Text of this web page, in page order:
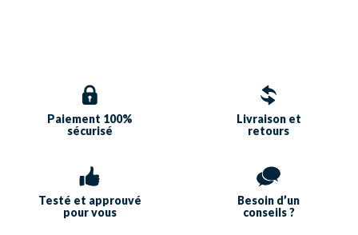
Paiement 100%
sécurisé
Livraison et
retours
Testé et approuvé
pour vous
Besoin d’un
conseils ?